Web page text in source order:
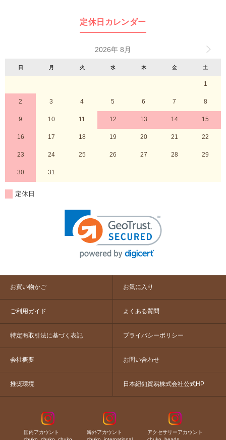
定休日カレンダー
2026年 8月
日 月 火 水 木 金 土
1
2 3 4 5 6 7 8
9 10 11 12 13 14 15
16 17 18 19 20 21 22
23 24 25 26 27 28 29
30 31
定休日
お買い物かご お気に入り
ご利用ガイド よくある質問
特定商取引法に基づく表記 プライバシーポリシー
会社概要 お問い合わせ
推奨環境 日本紐釦貿易株式会社公式HP
国内アカウント
海外アカウント
アクセサリーアカウント